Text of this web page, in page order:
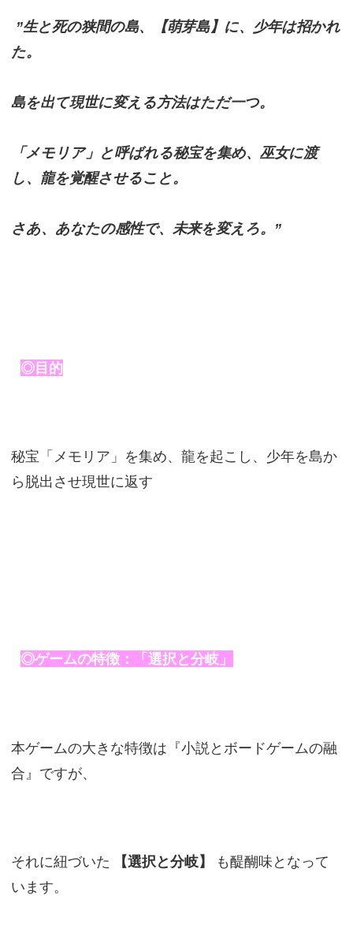
”生と死の狭間の島、【萌芽島】に、少年は招かれ
た。
島を出て現世に変える方法はただ一つ。
「メモリア」と呼ばれる秘宝を集め、巫女に渡
し、龍を覚醒させること。
さあ、あなたの感性で、未来を変えろ。”
◎目的
秘宝「メモリア」を集め、龍を起こし、少年を島か
ら脱出させ現世に返す
◎ゲームの特徴：「選択と分岐」
本ゲームの大きな特徴は『小説とボードゲームの融
合』ですが、
それに紐づいた 【選択と分岐】
も醍醐味となって
います。